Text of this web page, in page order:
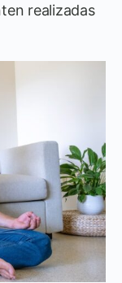
realizadas